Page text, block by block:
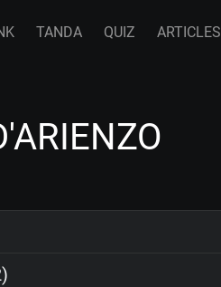
TANDA QUIZ ARTICLES